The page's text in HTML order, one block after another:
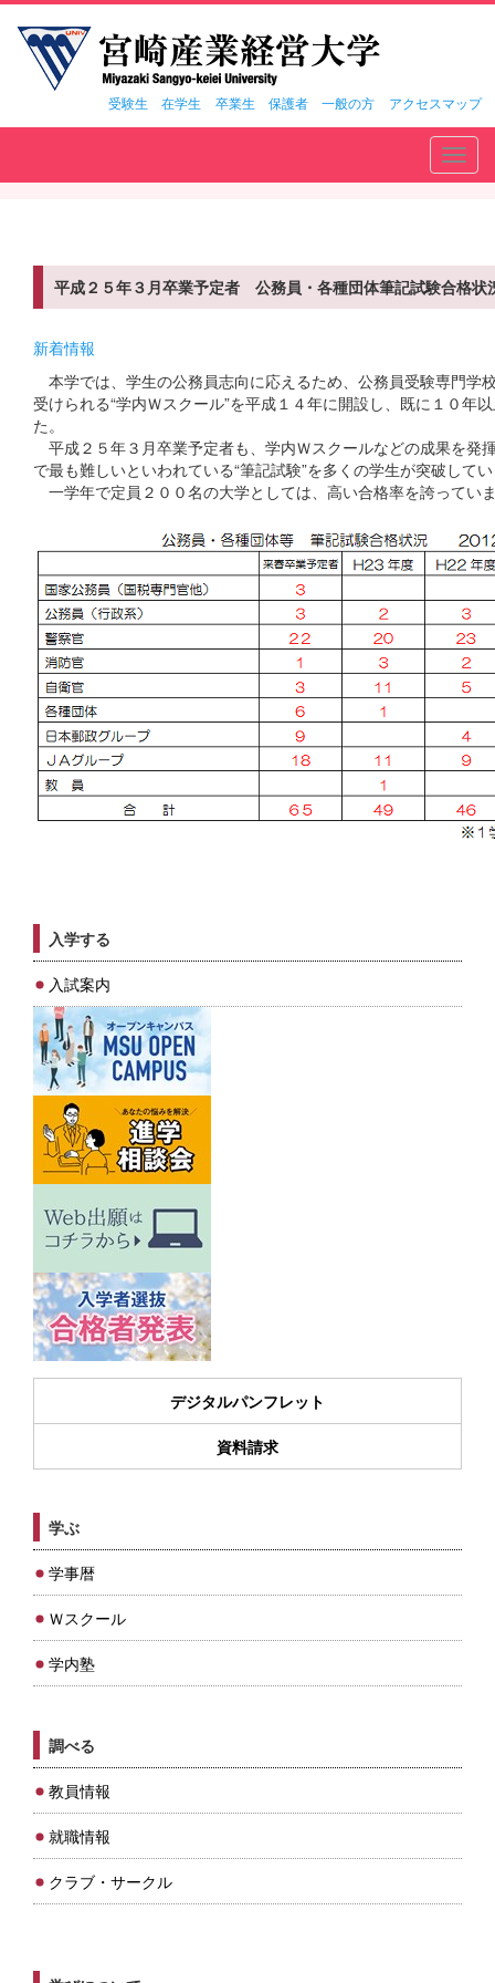
受験生 在学生 卒業生 保護者 一般の方 アクセスマップ
入学する
入試案内
デジタルパンフレット
資料請求
学ぶ
学事暦
Ｗスクール
学内塾
調べる
教員情報
就職情報
クラブ・サークル
平成２５年３月卒業予定者 公務員・各種団体筆記試験合格状
新着情報
本学では、学生の公務員志向に応えるため、公務員受験専門学
受けられる“学内Ｗスクール”を平成１４年に開設し、既に１０年
た。
平成２５年３月卒業予定者も、学内Ｗスクールなどの成果を発
で最も難しいといわれている“筆記試験”を多くの学生が突破して
一学年で定員２００名の大学としては、高い合格率を誇ってい